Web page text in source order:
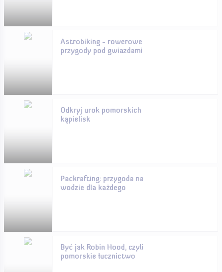
Astrobiking - rowerowe
przygody pod gwiazdami
Odkryj urok pomorskich
kąpielisk
Packrafting: przygoda na
wodzie dla każdego
Być jak Robin Hood, czyli
pomorskie łucznictwo